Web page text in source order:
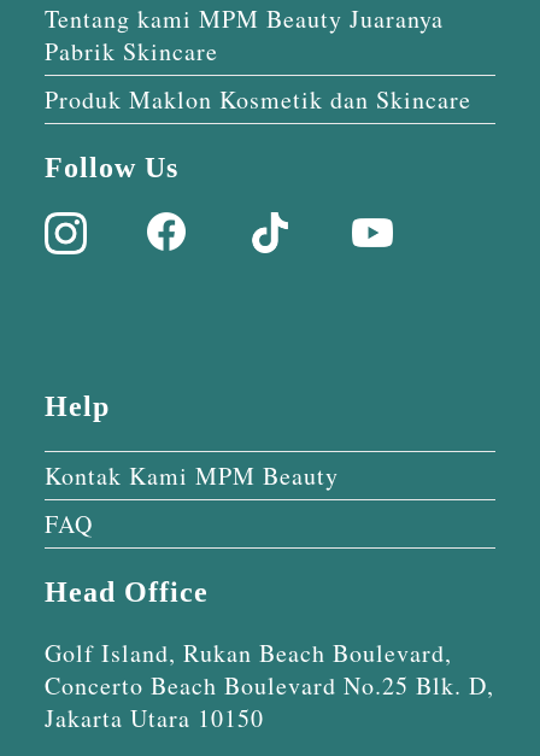
Tentang kami MPM Beauty Juaranya
Pabrik Skincare
Produk Maklon Kosmetik dan Skincare
Follow Us
Help
Kontak Kami MPM Beauty
FAQ
Head Office
Golf Island, Rukan Beach Boulevard,
Concerto Beach Boulevard No.25 Blk. D,
Jakarta Utara 10150